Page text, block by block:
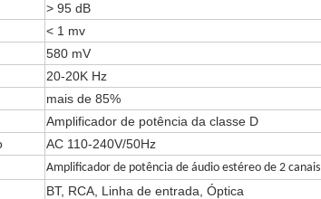
> 95 dB
< 1 mv
580 mV
20-20K Hz
mais de 85%
Amplificador de potência da classe D
AC 110-240V/50Hz
Amplificador de potência de áudio estéreo de 2 canais
BT, RCA, Linha de entrada, Óptica